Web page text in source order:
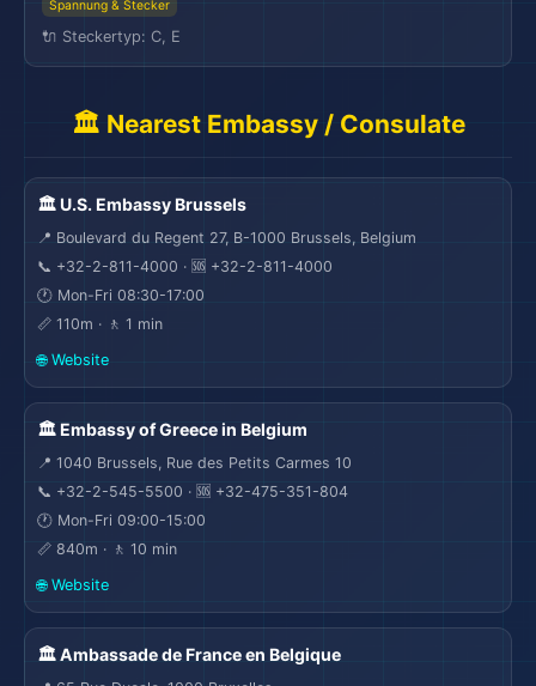
Spannung & Stecker
🔌 Steckertyp: C, E
🏛️ Nearest Embassy / Consulate
🏛️ U.S. Embassy Brussels
📍 Boulevard du Regent 27, B-1000 Brussels, Belgium
📞 +32-2-811-4000 · 🆘 +32-2-811-4000
🕐 Mon-Fri 08:30-17:00
📏 110m · 🚶 1 min
🌐 Website
🏛️ Embassy of Greece in Belgium
📍 1040 Brussels, Rue des Petits Carmes 10
📞 +32-2-545-5500 · 🆘 +32-475-351-804
🕐 Mon-Fri 09:00-15:00
📏 840m · 🚶 10 min
🌐 Website
🏛️ Ambassade de France en Belgique